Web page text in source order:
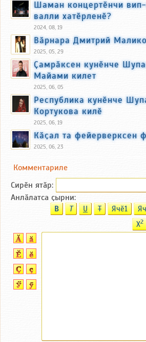
Шаман концертӗнчи
валли хатӗрленӗ?
2024, 08, 19
Вӑрнара Дмитрий
2025, 05, 29
Ҫамрӑксен кунӗнче
Майами килет
2025, 06, 05
Республика кунӗнче
Кортукова килӗ
2025, 06, 19
Кӑҫал та фейерверксен
2025, 06, 23
Комментариле
Сирӗн ятӑp:
Анлӑлатса ҫырни:
B T U T Ячӗ1
X2